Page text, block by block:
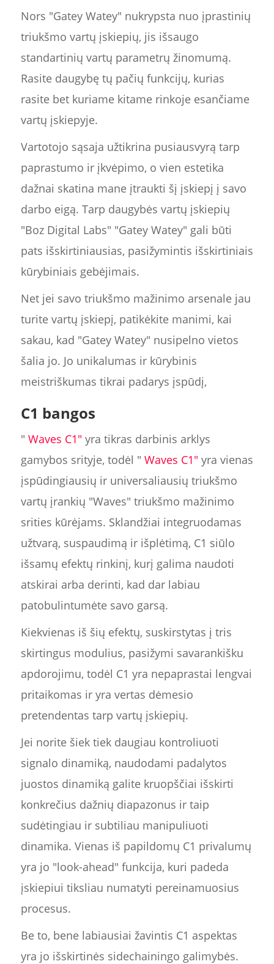
Nors "Gatey Watey" nukrypsta nuo įprastinių
triukšmo vartų įskiepių, jis išsaugo
standartinių vartų parametrų žinomumą.
Rasite daugybę tų pačių funkcijų, kurias
rasite bet kuriame kitame rinkoje esančiame
vartų įskiepyje.
Vartotojo sąsaja užtikrina pusiausvyrą tarp
paprastumo ir įkvėpimo, o vien estetika
dažnai skatina mane įtraukti šį įskiepį į savo
darbo eigą. Tarp daugybės vartų įskiepių
"Boz Digital Labs" "Gatey Watey" gali būti
pats išskirtiniausias, pasižymintis išskirtiniais
kūrybiniais gebėjimais.
Net jei savo triukšmo mažinimo arsenale jau
turite vartų įskiepį, patikėkite manimi, kai
sakau, kad "Gatey Watey" nusipelno vietos
šalia jo. Jo unikalumas ir kūrybinis
meistriškumas tikrai padarys įspūdį,
C1 bangos
" Waves C1" yra tikras darbinis arklys
gamybos srityje, todėl " Waves C1" yra vienas
įspūdingiausių ir universaliausių triukšmo
vartų įrankių "Waves" triukšmo mažinimo
srities kūrėjams. Sklandžiai integruodamas
užtvarą, suspaudimą ir išplėtimą, C1 siūlo
išsamų efektų rinkinį, kurį galima naudoti
atskirai arba derinti, kad dar labiau
patobulintumėte savo garsą.
Kiekvienas iš šių efektų, suskirstytas į tris
skirtingus modulius, pasižymi savarankišku
apdorojimu, todėl C1 yra nepaprastai lengvai
pritaikomas ir yra vertas dėmesio
pretendentas tarp vartų įskiepių.
Jei norite šiek tiek daugiau kontroliuoti
signalo dinamiką, naudodami padalytos
juostos dinamiką galite kruopščiai išskirti
konkrečius dažnių diapazonus ir taip
sudėtingiau ir subtiliau manipuliuoti
dinamika. Vienas iš papildomų C1 privalumų
yra jo "look-ahead" funkcija, kuri padeda
įskiepiui tiksliau numatyti pereinamuosius
procesus.
Be to, bene labiausiai žavintis C1 aspektas
yra jo išskirtinės sidechainingo galimybės.